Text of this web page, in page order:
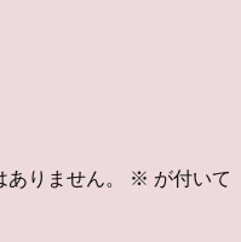
りません。 ※ が付いて